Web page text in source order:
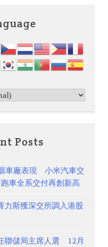
Posts
車廠表現 小米汽車交
車全系交付再創新高
力斯獲深交所調入港股
聯儲局主席人選 12月